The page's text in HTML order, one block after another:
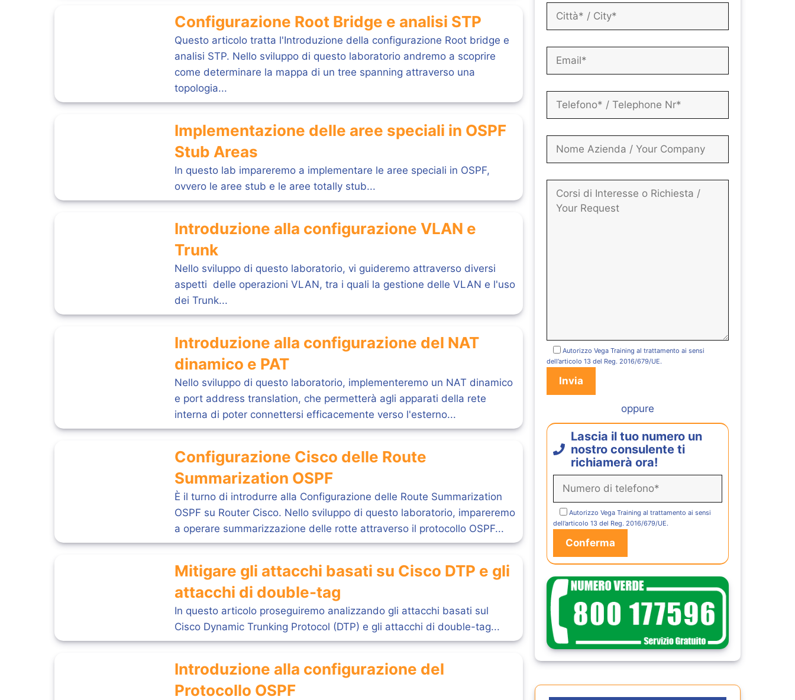
Configurazione Root Bridge e analisi STP
Questo articolo tratta l'Introduzione della configurazione Root bridge e
analisi STP. Nello sviluppo di questo laboratorio andremo a scoprire
come determinare la mappa di un tree spanning attraverso una
topologia...
Implementazione delle aree speciali in OSPF
Stub Areas
In questo lab impareremo a implementare le aree speciali in OSPF,
ovvero le aree stub e le aree totally stub...
Introduzione alla configurazione VLAN e
Trunk
Nello sviluppo di questo laboratorio, vi guideremo attraverso diversi
aspetti delle operazioni VLAN, tra i quali la gestione delle VLAN e l'uso
dei Trunk...
Introduzione alla configurazione del NAT
dinamico e PAT
Nello sviluppo di questo laboratorio, implementeremo un NAT dinamico
e port address translation, che permetterà agli apparati della rete
interna di poter connettersi efficacemente verso l'esterno...
Configurazione Cisco delle Route
Summarization OSPF
È il turno di introdurre alla Configurazione delle Route Summarization
OSPF su Router Cisco. Nello sviluppo di questo laboratorio, impareremo
a operare summarizzazione delle rotte attraverso il protocollo OSPF...
Mitigare gli attacchi basati su Cisco DTP e gli
attacchi di double-tag
In questo articolo proseguiremo analizzando gli attacchi basati sul
Cisco Dynamic Trunking Protocol (DTP) e gli attacchi di double-tag...
Introduzione alla configurazione del
Protocollo OSPF
Autorizzo Vega Training al trattamento ai sensi
dell’articolo 13 del Reg. 2016/679/UE.
oppure
Lascia il tuo numero un
nostro consulente ti
richiamerà ora!
Autorizzo Vega Training al trattamento ai sensi
dell’articolo 13 del Reg. 2016/679/UE.